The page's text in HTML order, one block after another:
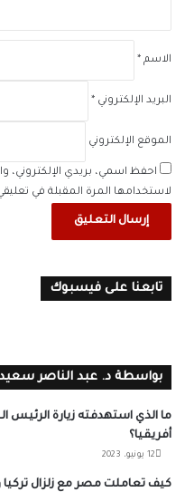
الاسم *
البريد الإلكتروني *
الموقع الإلكتروني
احفظ اسمي، بريدي الإلكتروني،
لاستخدامها المرة المقبلة في
تابعنا على فيسبوك
بواسطة د. عبد الناصر
ما الذي استهدفته زيارة الرئيس
أفريقيا؟
12 يونيو، 2023
كيف تعاملت مصر مع زلزال تركيا